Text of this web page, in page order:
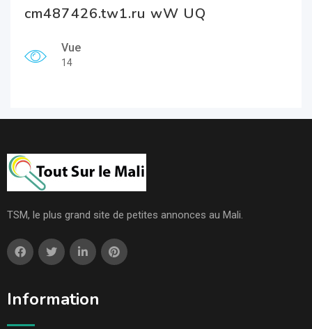
cm487426.tw1.ru wW UQ
Vue
14
TSM, le plus grand site de petites annonces au Mali.
Information